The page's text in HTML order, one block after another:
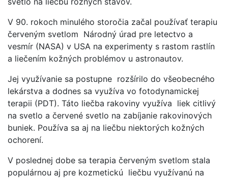
V 90. rokoch minulého storočia začal používať terapiu
červeným svetlom Národný úrad pre letectvo a
vesmír (NASA) v USA na experimenty s rastom rastlín
a liečením kožných problémov u astronautov.
Jej využívanie sa postupne rozšírilo do všeobecného
lekárstva a dodnes sa využíva vo fotodynamickej
terapii (PDT). Táto liečba rakoviny využíva liek citlivý
na svetlo a červené svetlo na zabíjanie rakovinových
buniek. Používa sa aj na liečbu niektorých kožných
ochorení.
V poslednej dobe sa terapia červeným svetlom stala
populárnou aj pre kozmetickú liečbu využívanú na